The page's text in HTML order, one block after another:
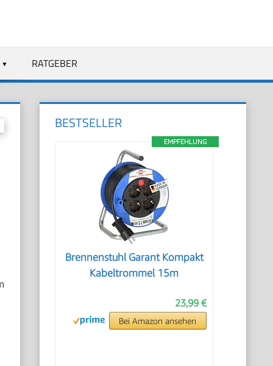
RATGEBER
BESTSELLER
EMPFEHLUNG
Brennenstuhl Garant Kompakt
Kabeltrommel 15m
23,99 €
Bei Amazon ansehen